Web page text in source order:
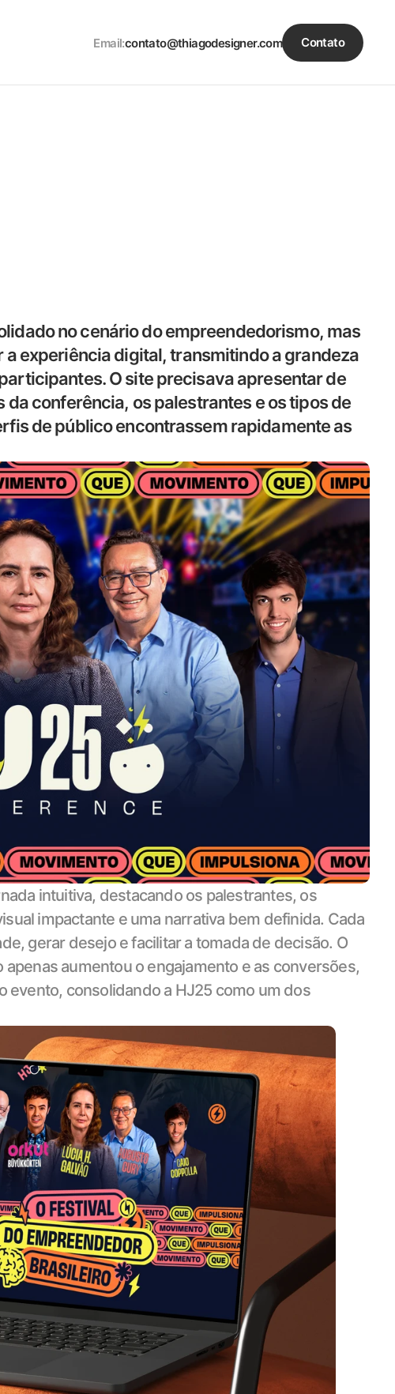
Email:contato@thiagodesigner.com Contato
no cenário do empreendedorismo, mas
a experiência digital, transmitindo a grandeza
O site precisava apresentar de
conferência, os palestrantes e os tipos de
de público encontrassem rapidamente as
intuitiva, destacando os palestrantes, os
impactante e uma narrativa bem definida. Cada
gerar desejo e facilitar a tomada de decisão. O
aumentou o engajamento e as conversões,
evento, consolidando a HJ25 como um dos